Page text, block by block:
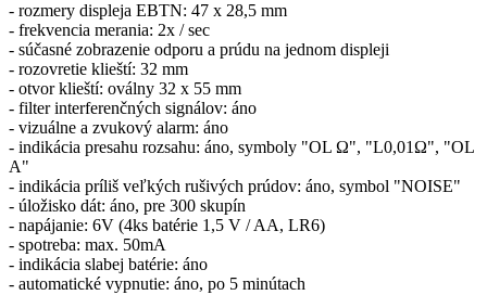
- rozmery displeja EBTN: 47 x 28,5 mm
- frekvencia merania: 2x / sec
- súčasné zobrazenie odporu a prúdu na jednom displeji
- rozovretie klieští: 32 mm
- otvor klieští: oválny 32 x 55 mm
- filter interferenčných signálov: áno
- vizuálne a zvukový alarm: áno
- indikácia presahu rozsahu: áno, symboly "OL Ω", "L0,01Ω", "OL
A"
- indikácia príliš veľkých rušivých prúdov: áno, symbol "NOISE"
- úložisko dát: áno, pre 300 skupín
- napájanie: 6V (4ks batérie 1,5 V / AA, LR6)
- spotreba: max. 50mA
- indikácia slabej batérie: áno
- automatické vypnutie: áno, po 5 minútach